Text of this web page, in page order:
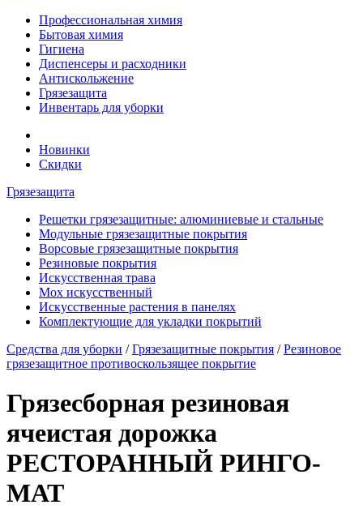
Профессиональная химия
Бытовая химия
Гигиена
Диспенсеры и расходники
Антискольжение
Грязезащита
Инвентарь для уборки
Новинки
Скидки
Грязезащита
Решетки грязезащитные: алюминиевые и стальные
Модульные грязезащитные покрытия
Ворсовые грязезащитные покрытия
Резиновые покрытия
Искусственная трава
Мох искусственный
Искусственные растения в панелях
Комплектующие для укладки покрытий
Средства для уборки /Грязезащитные покрытия /Резиновое
грязезащитное противоскользящее покрытие
Грязесборная резиновая
ячеистая дорожка
РЕСТОРАННЫЙ РИНГО-
МАТ